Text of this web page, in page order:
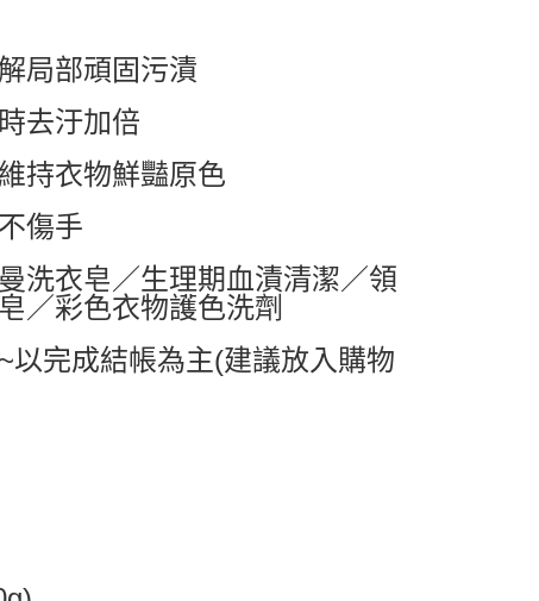
，滿NT$599(含以上)免運費
取貨
，滿NT$799(含以上)免運費
送0330
局部頑固污漬
去汙加倍
持衣物鮮豔原色
傷手
洗衣皂／生理期血漬清潔／領
／彩色衣物護色洗劑
完成結帳為主(建議放入購物